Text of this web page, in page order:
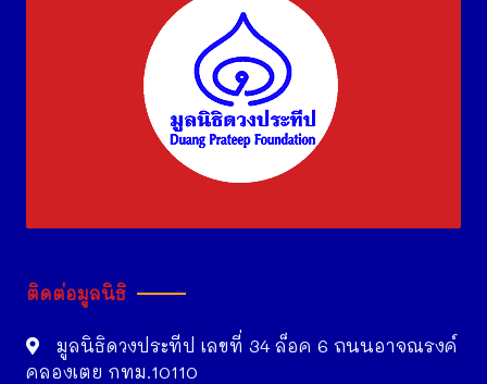
ติดต่อมูลนิธิ
มูลนิธิดวงประทีป เลขที่ 34 ล็อค 6 ถนนอาจณรงค์
คลองเตย กทม.10110